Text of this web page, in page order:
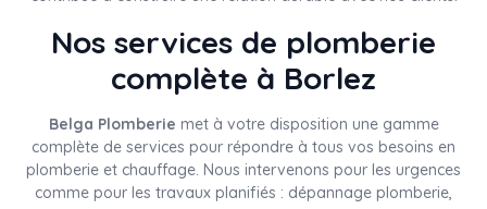
Nos services de plomberie
complète à Borlez
Belga Plomberie met à votre disposition une gamme
complète de services pour répondre à tous vos besoins en
plomberie et chauffage. Nous intervenons pour les urgences
comme pour les travaux planifiés : dépannage plomberie,